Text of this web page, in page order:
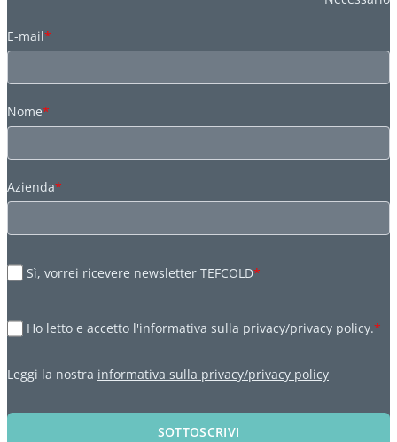
E-mail*
Nome*
Azienda*
Sì, vorrei ricevere newsletter TEFCOLD*
Ho letto e accetto l'informativa sulla privacy/privacy policy.*
Leggi la nostra informativa sulla privacy/privacy policy
SOTTOSCRIVI